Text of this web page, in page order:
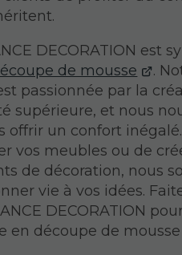
DECORATION est
de mousse
.
passionnée par la
supérieure, et nous
offrir un confort inégalé.
vos meubles ou de
de décoration, nous
vie à vos idées.
DECORATION
en découpe de mousse